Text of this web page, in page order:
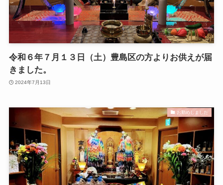
令和６年７月１３日（土）豊島区の方よりお供えが届
きました。
2024年7月13日
お勤めしました